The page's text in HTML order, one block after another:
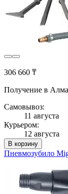
306 660 ₸
Получение в
Самовывоз:
11 августа
Курьером:
12 августа
В корзину
Пневмозубило